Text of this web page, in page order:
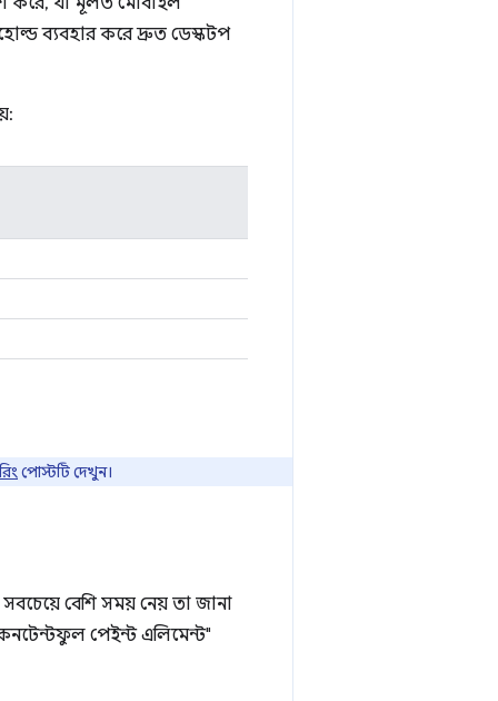
ব্যবহার করে দ্রুত ডেস্কটপ
পোস্টটি দেখুন।
বেশি সময় নেয় তা জানা
পেইন্ট এলিমেন্ট"